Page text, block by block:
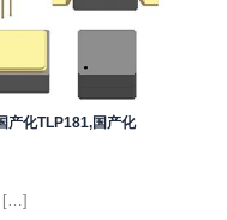
产化TLP181,国产化
[…]